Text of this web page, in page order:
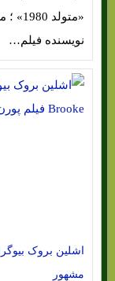
نویسنده فیلم…
مشهور